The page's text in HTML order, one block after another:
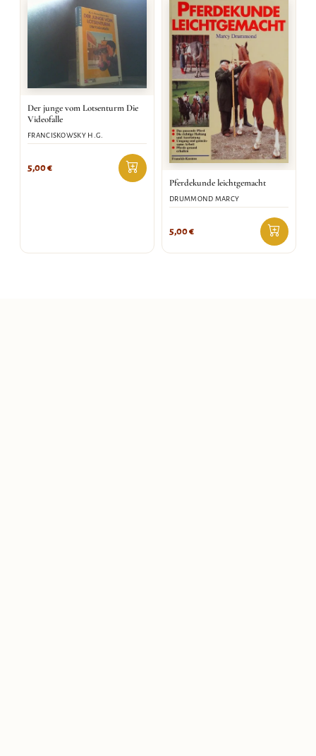
Der junge vom Lotsenturm Die
Videofalle
FRANCISKOWSKY H.G.
5,00€
Pferdekunde leichtgemacht
DRUMMOND MARCY
5,00€